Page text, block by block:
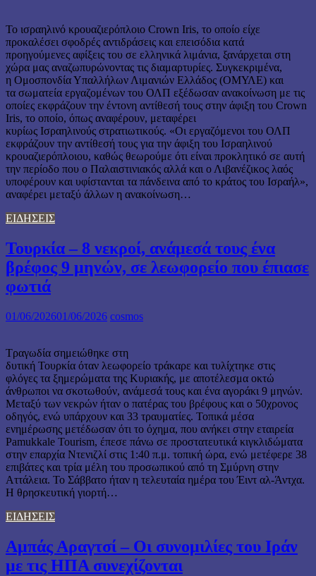
Το ισραηλινό κρουαζιερόπλοιο Crown Iris, το οποίο είχε
προκαλέσει σφοδρές αντιδράσεις και επεισόδια κατά
προηγούμενες αφίξεις του σε ελληνικά λιμάνια, ξανάρχεται στη
χώρα μας αναζωπυρώνοντας τις διαμαρτυρίες. Συγκεκριμένα,
η Ομοσπονδία Υπαλλήλων Λιμανιών Ελλάδος (ΟΜΥΛΕ) και
τα σωματεία εργαζομένων του ΟΛΠ εξέδωσαν ανακοίνωση με τις
οποίες εκφράζουν την έντονη αντίθεσή τους στην άφιξη του Crown
Iris, το οποίο, όπως αναφέρουν, μεταφέρει
κυρίως Ισραηλινούς στρατιωτικούς. «Οι εργαζόμενοι του ΟΛΠ
εκφράζουν την αντίθεσή τους για την άφιξη του Ισραηλινού
κρουαζιερόπλοιου, καθώς θεωρούμε ότι είναι προκλητικό σε αυτή
την περίοδο που ο Παλαιστινιακός αλλά και ο Λιβανέζικος λαός
υποφέρουν και υφίστανται τα πάνδεινα από το κράτος του Ισραήλ»,
αναφέρει μεταξύ άλλων η ανακοίνωση…
ΕΙΔΗΣΕΙΣ
Τουρκία – 8 νεκροί, ανάμεσά τους ένα
βρέφος 9 μηνών, σε λεωφορείο που έπιασε
φωτιά
01/06/202601/06/2026 cosmos
Τραγωδία σημειώθηκε στη
δυτική Τουρκία όταν λεωφορείο τράκαρε και τυλίχτηκε στις
φλόγες τα ξημερώματα της Κυριακής, με αποτέλεσμα οκτώ
άνθρωποι να σκοτωθούν, ανάμεσά τους και ένα αγοράκι 9 μηνών.
Μεταξύ των νεκρών ήταν ο πατέρας του βρέφους και ο 50χρονος
οδηγός, ενώ υπάρχουν και 33 τραυματίες. Τοπικά μέσα
ενημέρωσης μετέδωσαν ότι το όχημα, που ανήκει στην εταιρεία
Pamukkale Tourism, έπεσε πάνω σε προστατευτικά κιγκλιδώματα
στην επαρχία Ντενιζλί στις 1:40 π.μ. τοπική ώρα, ενώ μετέφερε 38
επιβάτες και τρία μέλη του προσωπικού από τη Σμύρνη στην
Αττάλεια. Το Σάββατο ήταν η τελευταία ημέρα του Έιντ αλ-Άντχα.
Η θρησκευτική γιορτή…
ΕΙΔΗΣΕΙΣ
Αμπάς Αραγτσί – Οι συνομιλίες του Ιράν
με τις ΗΠΑ συνεχίζονται